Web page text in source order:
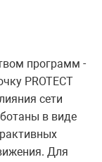
программ -
PROTECT
сети
в виде
Для